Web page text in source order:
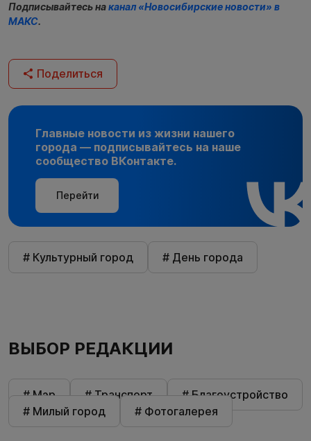
Подписывайтесь наканал «Новосибирские новости» в
МАКС.
Поделиться
Главные новости из жизни нашего
города — подписывайтесь на наше
сообщество ВКонтакте.
Перейти
# Культурный город # День города
ВЫБОР РЕДАКЦИИ
# Мэр # Транспорт
# Благоустройство
# Милый город
# Фотогалерея